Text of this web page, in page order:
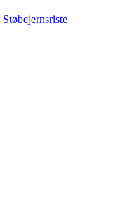
Støbejernsriste